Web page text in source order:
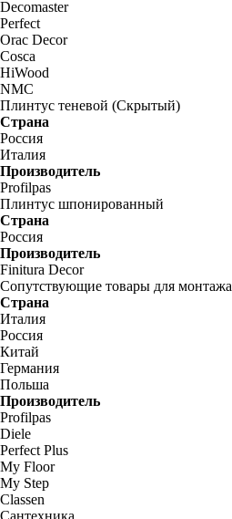
Decomaster
Perfect
Orac Decor
Cosca
HiWood
NMC
Плинтус теневой (Скрытый)
Страна
Россия
Италия
Производитель
Profilpas
Плинтус шпонированный
Страна
Россия
Производитель
Finitura Decor
Сопутствующие товары для монтажа
Страна
Италия
Россия
Китай
Германия
Польша
Производитель
Profilpas
Diele
Perfect Plus
My Floor
My Step
Classen
Сантехника